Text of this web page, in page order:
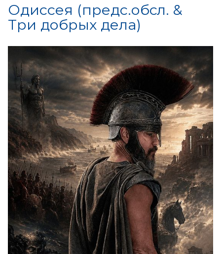
Одиссея (предс.обсл. &
Три добрых дела)